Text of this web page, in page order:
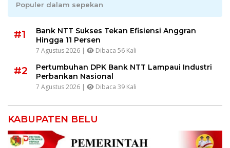
Populer dalam sepekan
#1
Bank NTT Sukses Tekan Efisiensi Anggran
Hingga 11 Persen
7 Agustus 2026 | Dibaca 56 Kali
#2
Pertumbuhan DPK Bank NTT Lampaui Industri
Perbankan Nasional
7 Agustus 2026 | Dibaca 39 Kali
KABUPATEN BELU